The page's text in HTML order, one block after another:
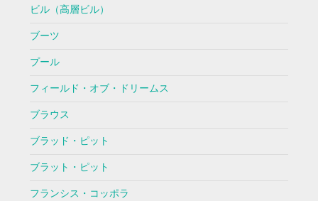
ビル（高層ビル）
ブーツ
プール
フィールド・オブ・ドリームス
ブラウス
ブラッド・ピット
ブラット・ピット
フランシス・コッポラ